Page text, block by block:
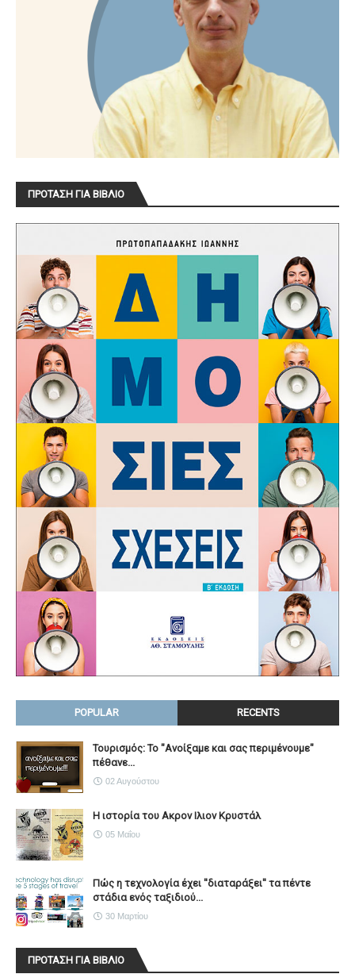
ΠΡΟΤΑΣΗ ΓΙΑ ΒΙΒΛΙΟ
POPULAR RECENTS
Τουρισμός: Το "Ανοίξαμε και σας περιμένουμε"
πέθανε...
02 Αυγούστου
Η ιστορία του Ακρον Ιλιον Κρυστάλ
05 Μαΐου
Πώς η τεχνολογία έχει ''διαταράξει'' τα πέντε
στάδια ενός ταξιδιού...
30 Μαρτίου
ΠΡΟΤΑΣΗ ΓΙΑ ΒΙΒΛΙΟ